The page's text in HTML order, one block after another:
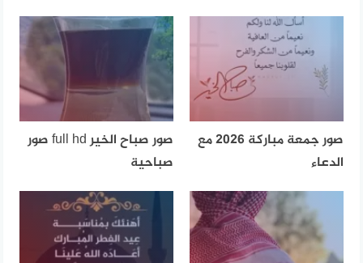
صور جمعة مباركة 2026 مع
الدعاء
صور صباح الخير full hd صور
صباحية